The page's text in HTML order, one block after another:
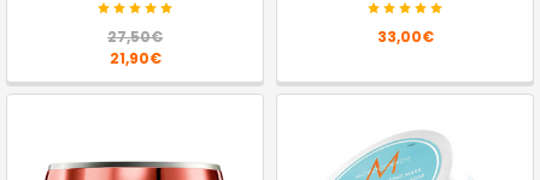
27,50€
21,90€
33,00€